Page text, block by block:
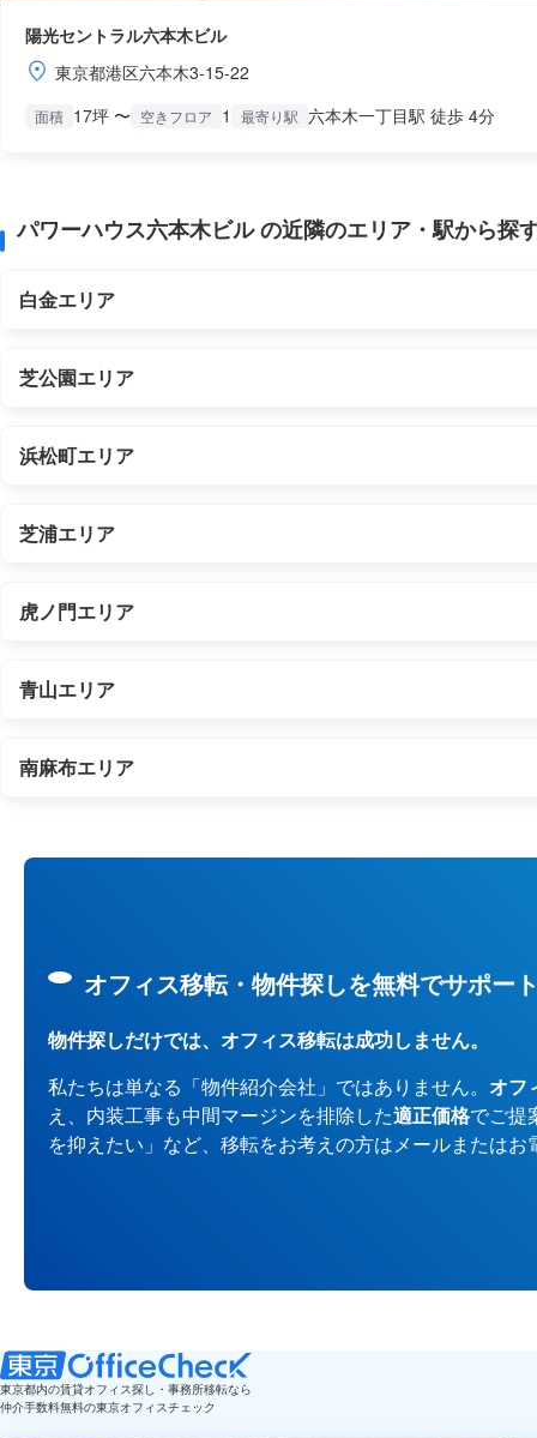
陽光セントラル六本木ビル
東京都港区六本木3-15-22
面積 17坪 〜 空きフロア 1 最寄り駅 六本木一丁目駅 徒歩 4分
パワーハウス六本木ビル の近隣のエリア・駅から探
白金エリア
芝公園エリア
浜松町エリア
芝浦エリア
虎ノ門エリア
青山エリア
南麻布エリア
オフィス移転・物件探しを無料でサポー
物件探しだけでは、オフィス移転は成功しません。
私たちは単なる「物件紹介会社」ではありません。 オフ
え、内装工事も中間マージンを排除した適正価格でご提
を抑えたい」など、移転をお考えの方はメールまたは
東京都内の賃貸オフィス探し・事務所移転なら
仲介手数料無料の東京オフィスチェック